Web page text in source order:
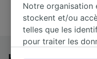
Notre organisation
stockent et/ou
telles que les
pour traiter les